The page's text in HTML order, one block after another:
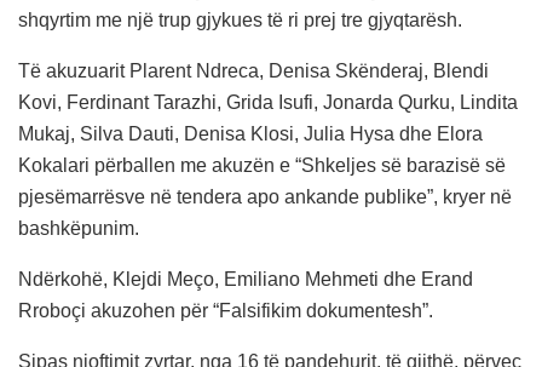
shqyrtim me një trup gjykues të ri prej tre gjyqtarësh.
Të akuzuarit Plarent Ndreca, Denisa Skënderaj, Blendi
Kovi, Ferdinant Tarazhi, Grida Isufi, Jonarda Qurku, Lindita
Mukaj, Silva Dauti, Denisa Klosi, Julia Hysa dhe Elora
Kokalari përballen me akuzën e “Shkeljes së barazisë së
pjesëmarrësve në tendera apo ankande publike”, kryer në
bashkëpunim.
Ndërkohë, Klejdi Meço, Emiliano Mehmeti dhe Erand
Rroboçi akuzohen për “Falsifikim dokumentesh”.
Sipas njoftimit zyrtar, nga 16 të pandehurit, të gjithë, përveç